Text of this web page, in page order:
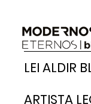
LEI ALDIR
ARTISTA